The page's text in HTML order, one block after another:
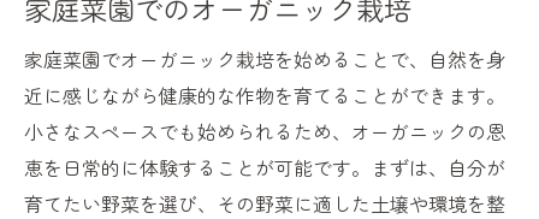
家庭菜園でのオーガニック栽培
家庭菜園でオーガニック栽培を始めることで、自然を身
近に感じながら健康的な作物を育てることができます。
小さなスペースでも始められるため、オーガニックの恩
恵を日常的に体験することが可能です。まずは、自分が
育てたい野菜を選び、その野菜に適した土壌や環境を整